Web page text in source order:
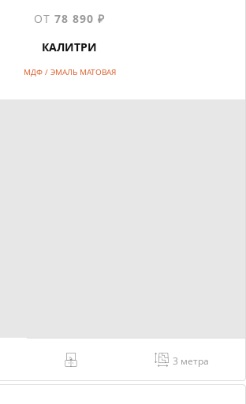
ОТ 78 890 ₽
КАЛИТРИ
МДФ / ЭМАЛЬ МАТОВАЯ
3 метра